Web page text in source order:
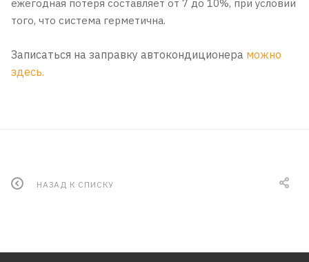
ежегодная потеря составляет от 7 до 10%, при условии
того, что система герметична.
Записаться на заправку автокондиционера можно
здесь.
НАЗАД К СПИСКУ